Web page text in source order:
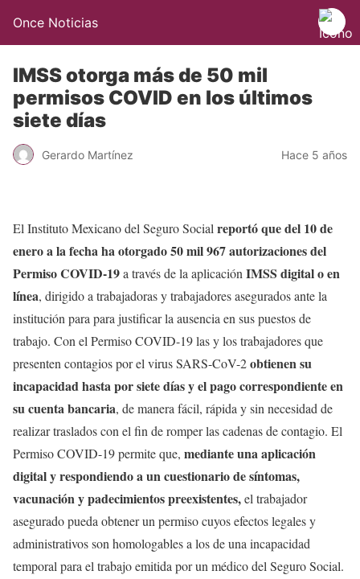
Once Noticias
IMSS otorga más de 50 mil
permisos COVID en los últimos
siete días
Gerardo Martínez Hace 5 años
El Instituto Mexicano del Seguro Social reportó que del 10 de
enero a la fecha ha otorgado 50 mil 967 autorizaciones del
Permiso COVID-19a través de la aplicación IMSS digital o en
línea, dirigido a trabajadoras y trabajadores asegurados ante la
institución para para justificar la ausencia en sus puestos de
trabajo. Con el Permiso COVID-19 las y los trabajadores que
presenten contagios por el virus SARS-CoV-2obtienen su
incapacidad hasta por siete días y el pago correspondiente en
su cuenta bancaria, de manera fácil, rápida y sin necesidad de
realizar traslados con el fin de romper las cadenas de contagio. El
Permiso COVID-19 permite que, mediante una aplicación
digital y respondiendo a un cuestionario de síntomas,
vacunación y padecimientos preexistentes,el trabajador
asegurado pueda obtener un permiso cuyos efectos legales y
administrativos son homologables a los de una incapacidad
temporal para el trabajo emitida por un médico del Seguro Social.